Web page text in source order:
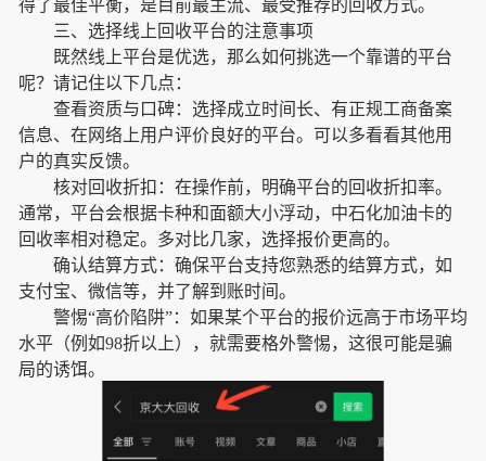
得了最佳平衡，是目前最主流、最受推荐的回收方式。
三、选择线上回收平台的注意事项
既然线上平台是优选，那么如何挑选一个靠谱的平台
呢？请记住以下几点：
查看资质与口碑：选择成立时间长、有正规工商备案
信息、在网络上用户评价良好的平台。可以多看看其他用
户的真实反馈。
核对回收折扣：在操作前，明确平台的回收折扣率。
通常，平台会根据卡种和面额大小浮动，中石化加油卡的
回收率相对稳定。多对比几家，选择报价更高的。
确认结算方式：确保平台支持您熟悉的结算方式，如
支付宝、微信等，并了解到账时间。
警惕“高价陷阱”：如果某个平台的报价远高于市场平均
水平（例如98折以上），就需要格外警惕，这很可能是骗
局的诱饵。